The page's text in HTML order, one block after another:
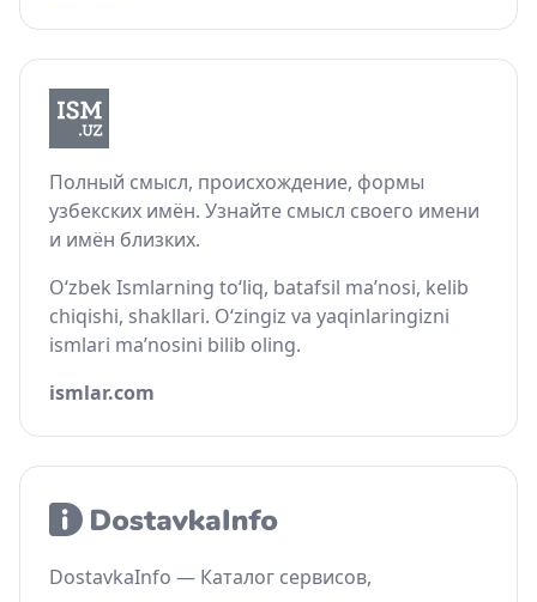
Полный смысл, происхождение, формы
узбекских имён. Узнайте смысл своего имени
и имён близких.
O‘zbek Ismlarning to‘liq, batafsil ma’nosi, kelib
chiqishi, shakllari. O‘zingiz va yaqinlaringizni
ismlari ma’nosini bilib oling.
ismlar.com
DostavkaInfo — Каталог сервисов,